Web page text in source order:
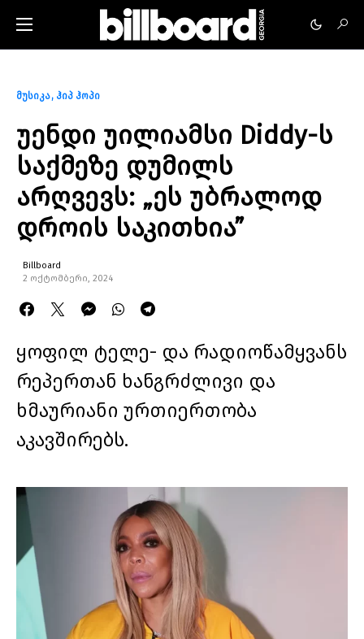
მუსიკა ჰიპ ჰოპი
უენდი უილიამსი Diddy-ს
საქმეზე დუმილს
არღვევს: „ეს უბრალოდ
დროის საკითხია”
Billboard
2 ოქტომბერი, 2024
ყოფილ ტელე- და რადიოწამყვანს
რეპერთან ხანგრძლივი და
ხმაურიანი ურთიერთობა
აკავშირებს.